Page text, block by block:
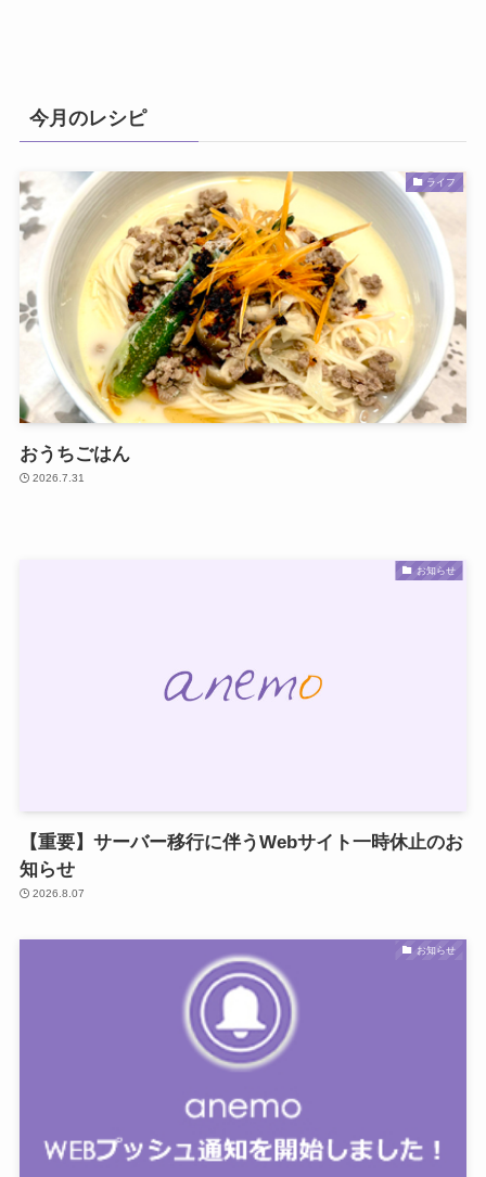
今月のレシピ
ライフ
おうちごはん
2026.7.31
お知らせ
【重要】サーバー移行に伴うWebサイト一時休止のお
知らせ
2026.8.07
お知らせ